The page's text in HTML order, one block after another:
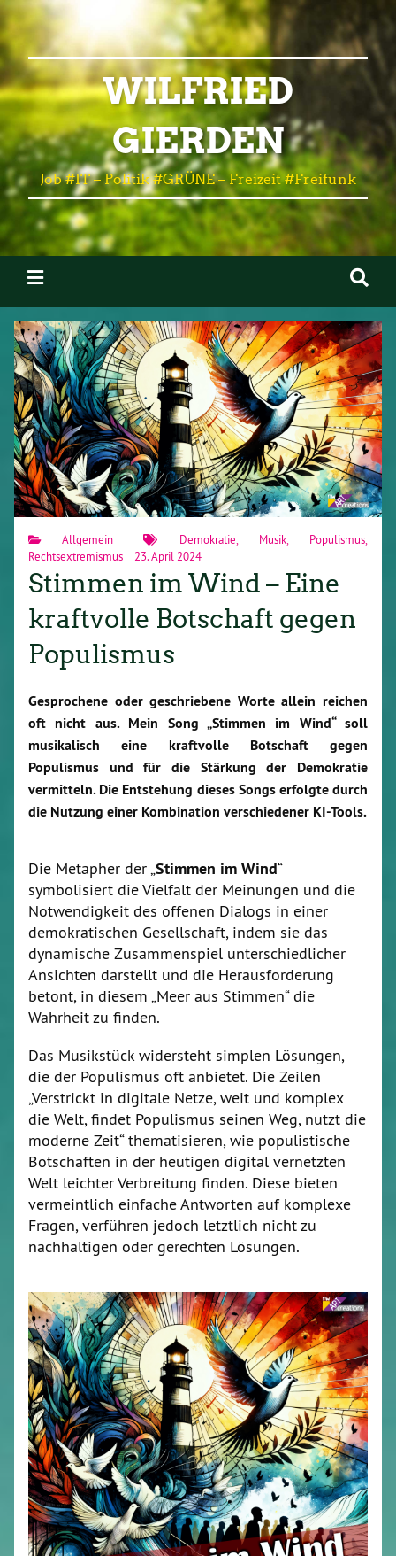
WILFRIED
GIERDEN
Job #IT – Politik #GRÜNE – Freizeit #Freifunk
Allgemein Demokratie, Musik, Populismus,
Rechtsextremismus
23. April 2024
Stimmen im Wind – Eine
kraftvolle Botschaft gegen
Populismus
Gesprochene oder geschriebene Worte allein reichen
oft nicht aus. Mein Song „Stimmen im Wind“ soll
musikalisch eine kraftvolle Botschaft gegen
Populismus und für die Stärkung der Demokratie
vermitteln. Die Entstehung dieses Songs erfolgte durch
die Nutzung einer Kombination verschiedener KI-Tools.
Die Metapher der „Stimmen im Wind“
symbolisiert die Vielfalt der Meinungen und die
Notwendigkeit des offenen Dialogs in einer
demokratischen Gesellschaft, indem sie das
dynamische Zusammenspiel unterschiedlicher
Ansichten darstellt und die Herausforderung
betont, in diesem „Meer aus Stimmen“ die
Wahrheit zu finden.
Das Musikstück widersteht simplen Lösungen,
die der Populismus oft anbietet. Die Zeilen
„Verstrickt in digitale Netze, weit und komplex
die Welt, findet Populismus seinen Weg, nutzt die
moderne Zeit“ thematisieren, wie populistische
Botschaften in der heutigen digital vernetzten
Welt leichter Verbreitung finden. Diese bieten
vermeintlich einfache Antworten auf komplexe
Fragen, verführen jedoch letztlich nicht zu
nachhaltigen oder gerechten Lösungen.